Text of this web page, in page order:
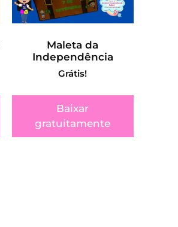
Maleta da
Independência
Grátis!
Baixar
gratuitamente